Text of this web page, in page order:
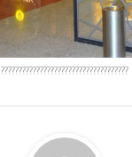
????????????????????????????????????